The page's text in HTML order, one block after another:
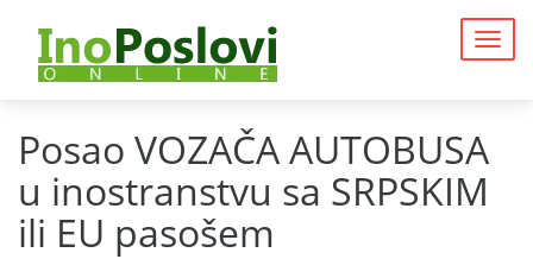
Posao VOZAČA AUTOBUSA
u inostranstvu sa SRPSKIM
ili EU pasošem